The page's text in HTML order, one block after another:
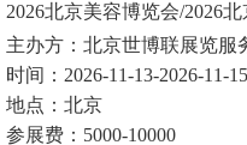
2026北京美容博览会/2026
主办方：北京世博联展览服
时间：2026-11-13-2026-11-15
地点：北京
参展费：5000-10000